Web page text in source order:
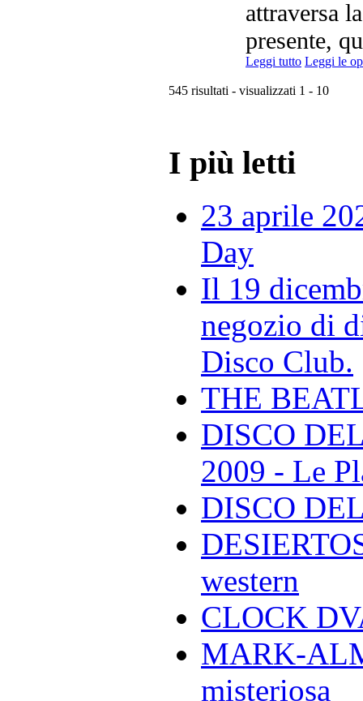
attraversa
presente,
Leggi tutto Leggi le
545 risultati - visualizzati 1 - 10
I più letti
23 aprile
Day
Il 19
negozio di
Disco Club.
THE
DISCO
2009 - Le
DISCO
western
CLOCK
MARK-
misteriosa